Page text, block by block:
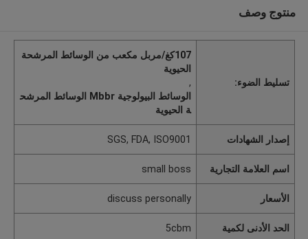
منتوج وصف
تسليط الضوء:
107كغ/مربل مكعب من الوسائط المرشحة
الحيوية
,
الوسائط البيولوجية Mbbr الوسائط المرشح
ة الحيوية
إصدار الشهادات SGS, FDA, ISO9001
اسم العلامة التجارية small boss
الأسعار discuss personally
الحد الأدنى لكمية 5cbm